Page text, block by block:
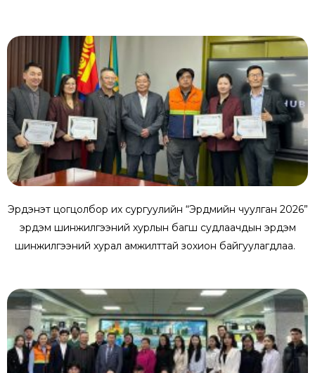
Эрдэнэт цогцолбор их сургуулийн “Эрдмийн чуулган 2026”
эрдэм шинжилгээний хурлын багш судлаачдын эрдэм
шинжилгээний хурал амжилттай зохион байгуулагдлаа.